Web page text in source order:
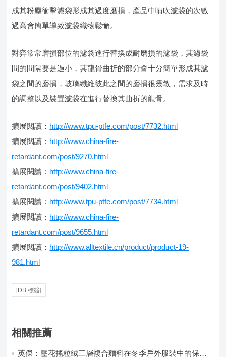
成其粉塵衝擊濾袋形成其過度磨損，產品中噴吹濾袋的次數
過高會簡單導致濾袋織物鬆懈。
對弈常常磨損部位的濾袋進行替換成耐磨損的濾袋，其濾袋
間的間隔要是過小，其龍骨曲折的部分會十分簡單形成其濾
袋之間的磨損，玻璃纖維彼此之間的磨損很靈敏，需求及時
的調整以及裝置濾袋在進行替換其曲折的龍骨。
擴展閱讀： http://www.tpu-ptfe.com/post/7732.html
擴展閱讀： http://www.china-fire-
retardant.com/post/9270.html
擴展閱讀： http://www.china-fire-
retardant.com/post/9402.html
擴展閱讀： http://www.tpu-ptfe.com/post/7734.html
擴展閱讀： http://www.china-fire-
retardant.com/post/9655.html
擴展閱讀： http://www.alltextile.cn/product/product-19-
981.html
[DB:標簽]
相關推薦
英傑：壓花搖粒絨三層複合麵料在冬季戶外服裝中的保暖